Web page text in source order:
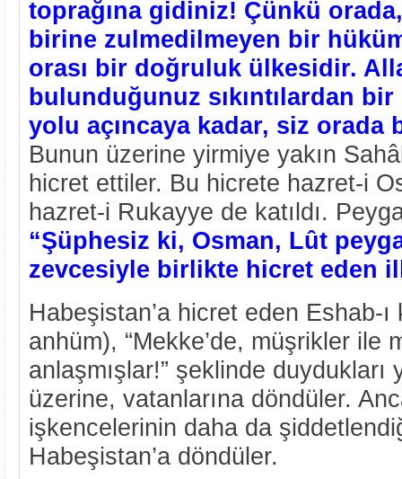
toprağına gidiniz! Çünkü
birine zulmedilmeyen bir
orası bir doğruluk ülkesidir.
bulunduğunuz sıkıntılardan bir
yolu açıncaya kadar, siz orada
Bunun üzerine yirmiye yakın
hicret ettiler. Bu hicrete hazret-i
hazret-i Rukayye de katıldı.
“Şüphesiz ki, Osman, Lût
zevcesiyle birlikte hicret eden
Habeşistan’a hicret eden Eshab-ı
anhüm), “Mekke’de, müşrikler ile
anlaşmışlar!” şeklinde duydukları
üzerine, vatanlarına döndüler.
işkencelerinin daha da
Habeşistan’a döndüler.